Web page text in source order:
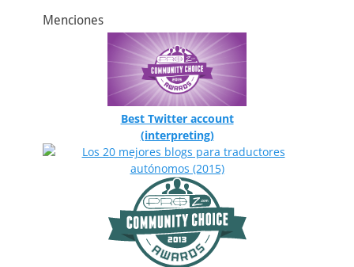
Menciones
Best Twitter account
(interpreting)